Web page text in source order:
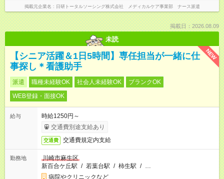
掲載元企業名 日研トータルソーシング株式会社 メディカルケア事業部 ナース派遣
掲載日：2026.08.09
未読
NEW
【シニア活躍＆1日5時間】専任担当が一緒に仕
事探し＊看護助手
派遣 職種未経験OK 社会人未経験OK
ブランクOK
WEB登録・面接OK
給与
時給1250円～
交通費別途支給あり
交通費 交通費規定内支給
勤務地
川崎市麻生区
新百合ケ丘駅 / 若葉台駅 / 柿生駅 / …
病院やクリニックなど